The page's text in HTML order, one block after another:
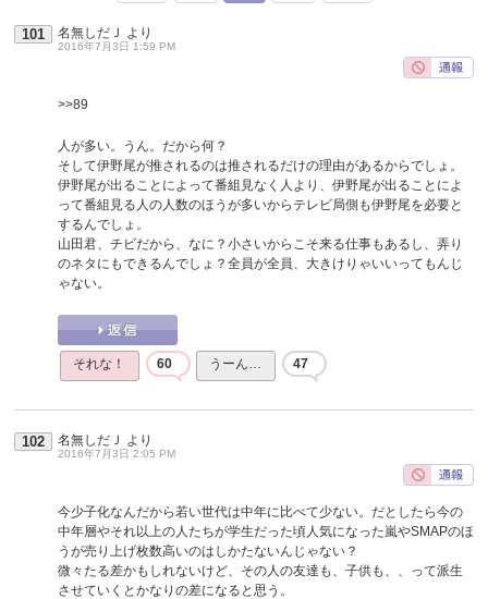
101 名無しだＪ より
2016年7月3日 1:59 PM
>>89
人が多い。うん。だから何？
そして伊野尾が推されるのは推されるだけの理由があるからでしょ。
伊野尾が出ることによって番組見なく人より、伊野尾が出ることによ
って番組見る人の人数のほうが多いからテレビ局側も伊野尾を必要と
するんでしょ。
山田君、チビだから、なに？小さいからこそ来る仕事もあるし、弄り
のネタにもできるんでしょ？全員が全員、大きけりゃいいってもんじ
ゃない。
それな！ 60 うーん… 47
102 名無しだＪ より
2016年7月3日 2:05 PM
今少子化なんだから若い世代は中年に比べて少ない。だとしたら今の
中年層やそれ以上の人たちが学生だった頃人気になった嵐やSMAPのほ
うが売り上げ枚数高いのはしかたないんじゃない？
微々たる差かもしれないけど、その人の友達も、子供も、、って派生
させていくとかなりの差になると思う。